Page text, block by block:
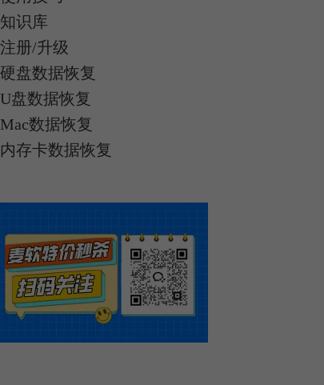
知识库
注册/升级
硬盘数据恢复
U盘数据恢复
Mac数据恢复
内存卡数据恢复